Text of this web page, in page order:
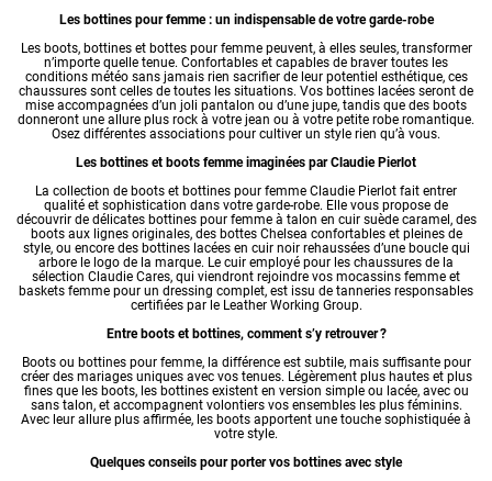
Les bottines pour femme : un indispensable de votre garde-robe
Les boots, bottines et bottes pour femmepeuvent, à elles seules, transformer
n’importe quelle tenue. Confortables et capables de braver toutes les
conditions météo sans jamais rien sacrifier de leur potentiel esthétique, ces
chaussures sont celles de toutes les situations. Vos bottines lacées seront de
mise accompagnées d’un joli pantalon ou d’une jupe, tandis que des boots
donneront une allure plus rock à votre jean ou à votre petite robe romantique.
Osez différentes associations pour cultiver un style rien qu’à vous.
Les bottines et boots femme imaginées par Claudie Pierlot
La collection de boots et bottines pour femme Claudie Pierlot fait entrer
qualité et sophistication dans votre garde-robe. Elle vous propose de
découvrir de délicates bottines pour femme à talon en cuir suède caramel, des
boots aux lignes originales, des bottes Chelsea confortables et pleines de
style, ou encore des bottines lacées en cuir noir rehaussées d’une boucle qui
arbore le logo de la marque. Le cuir employé pour les chaussures de la
sélection Claudie Cares, qui viendront rejoindre vos mocassins femme et
baskets femme pour un dressing complet, est issu de tanneries responsables
certifiées par le Leather Working Group.
Entre boots et bottines, comment s’y retrouver ?
Boots ou bottines pour femme, la différence est subtile, mais suffisante pour
créer des mariages uniques avec vos tenues. Légèrement plus hautes et plus
fines que les boots, les bottines existent en version simple ou lacée, avec ou
sans talon, et accompagnent volontiers vos ensembles les plus féminins.
Avec leur allure plus affirmée, les boots apportent une touche sophistiquée à
votre style.
Quelques conseils pour porter vos bottines avec style